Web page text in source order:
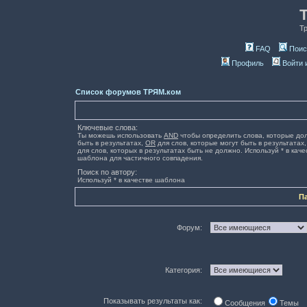
FAQ
Профиль
Войти
Список форумов ТРЯМ.ком
Ключевые слова:
Ты можешь использовать AND чтобы определить слова, которые
быть в результатах, OR для слов, которые могут быть в
для слов, которых в результатах быть не должно. Используй * в
шаблона для частичного совпадения.
Поиск по автору:
Используй * в качестве шаблона
Форум:
Категория:
Показывать результаты как: Сообщения Темы